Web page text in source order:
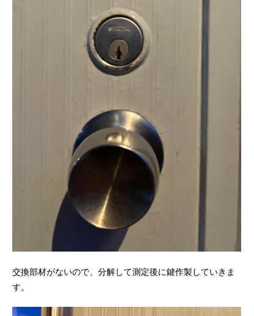
交換部材がないので、分解して測定後に鍵作製していきま
す。